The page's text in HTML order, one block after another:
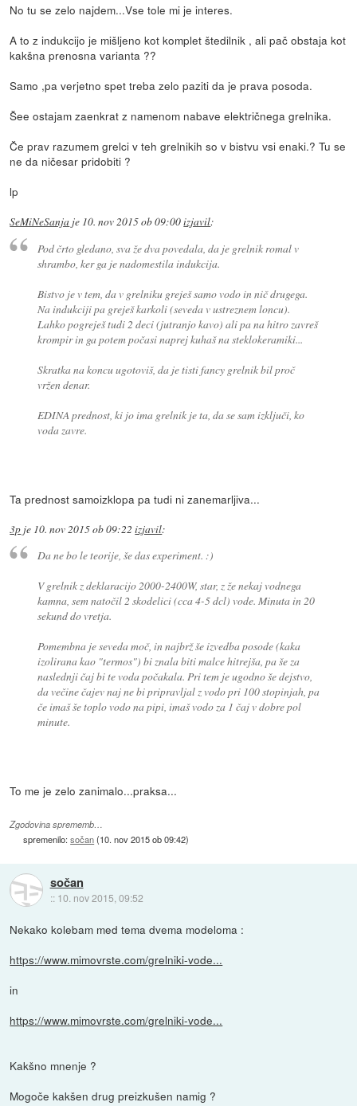
No tu se zelo najdem...Vse tole mi je interes.
A to z indukcijo je mišljeno kot komplet štedilnik , ali pač obstaja kot
kakšna prenosna varianta ??
Samo ,pa verjetno spet treba zelo paziti da je prava posoda.
Šee ostajam zaenkrat z namenom nabave električnega grelnika.
Če prav razumem grelci v teh grelnikih so v bistvu vsi enaki.? Tu se
ne da ničesar pridobiti ?
lp
SeMiNeSanja je 10. nov 2015 ob 09:00izjavil:
Pod črto gledano, sva že dva povedala, da je grelnik romal v
shrambo, ker ga je nadomestila indukcija.
Bistvo je v tem, da v grelniku greješ samo vodo in nič drugega.
Na indukciji pa greješ karkoli (seveda v ustreznem loncu).
Lahko pogreješ tudi 2 deci (jutranjo kavo) ali pa na hitro zavreš
krompir in ga potem počasi naprej kuhaš na steklokeramiki...
Skratka na koncu ugotoviš, da je tisti fancy grelnik bil proč
vržen denar.
EDINA prednost, ki jo ima grelnik je ta, da se sam izključi, ko
voda zavre.
Ta prednost samoizklopa pa tudi ni zanemarljiva...
3p je 10. nov 2015 ob 09:22 izjavil:
Da ne bo le teorije, še das experiment. :)
V grelnik z deklaracijo 2000-2400W, star, z že nekaj vodnega
kamna, sem natočil 2 skodelici (cca 4-5 dcl) vode. Minuta in 20
sekund do vretja.
Pomembna je seveda moč, in najbrž še izvedba posode (kaka
izolirana kao "termos") bi znala biti malce hitrejša, pa še za
naslednji čaj bi te voda počakala. Pri tem je ugodno še dejstvo,
da večine čajev naj ne bi pripravljal z vodo pri 100 stopinjah, pa
če imaš še toplo vodo na pipi, imaš vodo za 1 čaj v dobre pol
minute.
To me je zelo zanimalo...praksa...
Zgodovina sprememb…
spremenilo:sočan(10. nov 2015 ob 09:42)
sočan
:: 10. nov 2015, 09:52
Nekako kolebam med tema dvema modeloma :
https://www.mimovrste.com/grelniki-vode...
in
https://www.mimovrste.com/grelniki-vode...
Kakšno mnenje ?
Mogoče kakšen drug preizkušen namig ?